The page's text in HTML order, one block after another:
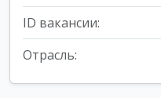
ID вакансии:
Отрасль: